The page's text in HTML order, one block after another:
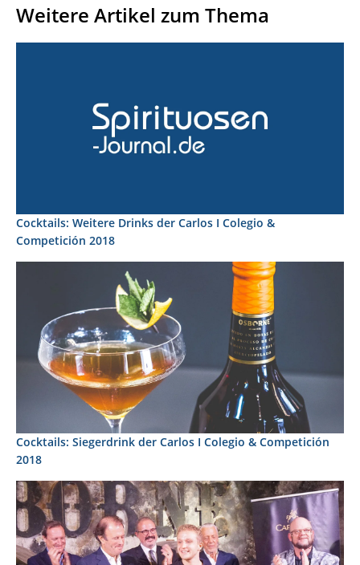
Weitere Artikel zum Thema
Cocktails: Weitere Drinks der Carlos I Colegio &
Competición 2018
Cocktails: Siegerdrink der Carlos I Colegio & Competición
2018